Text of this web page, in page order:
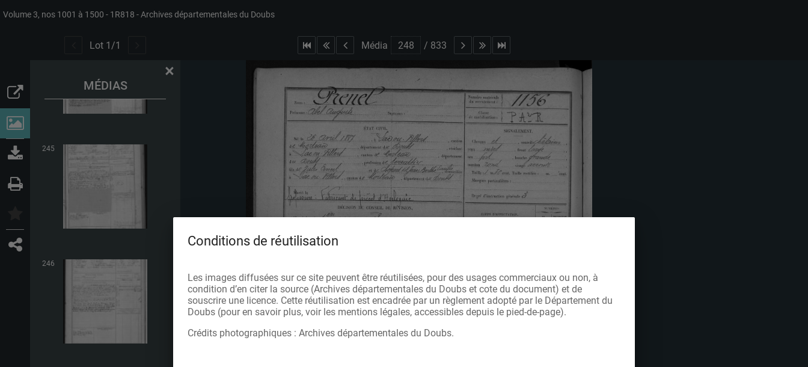
Volume 3, nos 1001 à 1500 1R818 Archives départementales du Doubs
Lot 1 /1 Média / 833
MÉDIAS
×
245
246
Conditions de réutilisation
Les images diffusées sur ce site peuvent être réutilisées, pour des usages commerciaux ou non, à
condition d’en citer la source (Archives départementales du Doubs et cote du document) et de
souscrire une licence. Cette réutilisation est encadrée par un règlement adopté par le Département du
Doubs (pour en savoir plus, voir les mentions légales, accessibles depuis le pied-de-page).
Crédits photographiques : Archives départementales du Doubs.